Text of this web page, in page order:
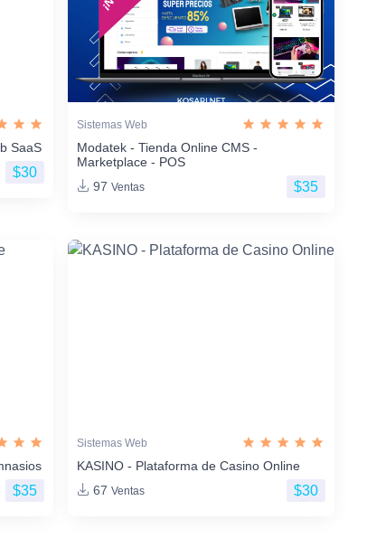
SaaS
$30
Sistemas Web
Modatek - Tienda Online CMS -
Marketplace - POS
97 Ventas $35
$35
Sistemas Web
KASINO - Plataforma de Casino Online
67 Ventas $30